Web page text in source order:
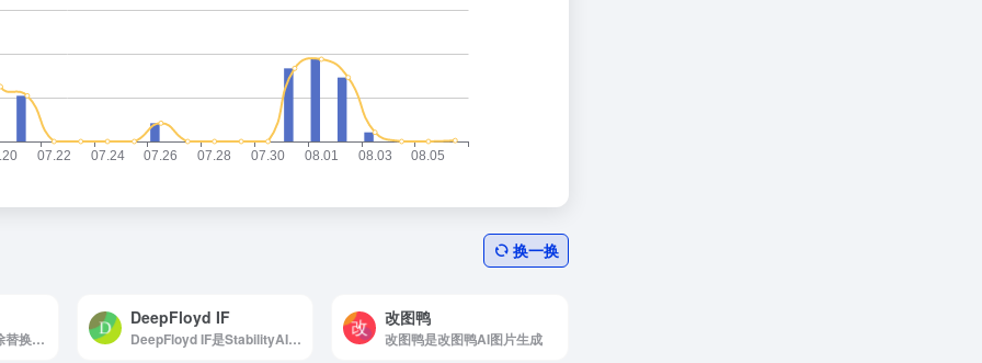
换一换
Pixelcut.ai是背景移除替换、物体抹除和图片放大
DeepFloyd IF
DeepFloyd IF是StabilityAI旗下的DeepFloyd团队推出的图片生成模型
改图鸭
改图鸭是改图鸭AI图片生成